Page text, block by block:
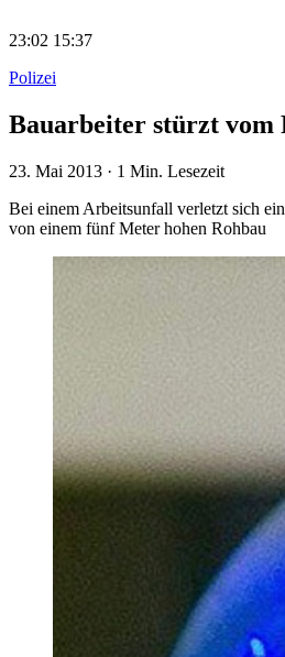
23:02 15:37
Polizei
Bauarbeiter stürzt vom
23. Mai 2013 · 1 Min. Lesezeit
Bei einem Arbeitsunfall verletzt sich
von einem fünf Meter hohen Rohbau